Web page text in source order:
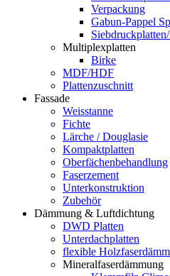
Verpackung
Gabun-Pappel
Multiplexplatten
Birke
MDF/HDF
Plattenzuschnitt
Fassade
Weisstanne
Fichte
Lärche / Douglasie
Kompaktplatten
Oberfächenbehandlung
Faserzement
Unterkonstruktion
Zubehör
Dämmung & Luftdichtung
DWD Platten
Unterdachplatten
flexible
Mineralfaserdämmung